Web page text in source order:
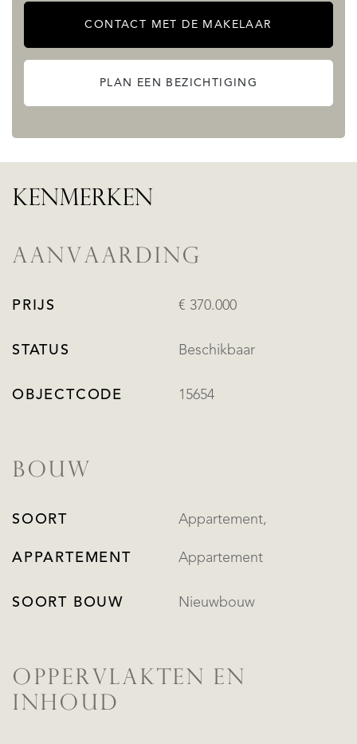
CONTACT MET DE MAKELAAR
PLAN EEN BEZICHTIGING
KENMERKEN
AANVAARDING
PRIJS € 370.000
STATUS Beschikbaar
OBJECTCODE 15654
BOUW
SOORT
APPARTEMENT
Appartement,
Appartement
SOORT BOUW Nieuwbouw
OPPERVLAKTEN EN
INHOUD